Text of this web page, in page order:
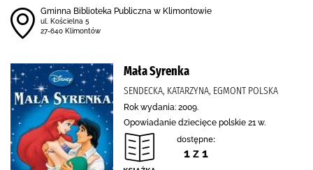
Gminna Biblioteka Publiczna w Klimontowie
ul. Kościelna 5
27-640 Klimontów
Mała Syrenka
SENDECKA, KATARZYNA, EGMONT POLSKA
Rok wydania: 2009.
Opowiadanie dziecięce polskie 21 w.
dostępne:
1 z 1